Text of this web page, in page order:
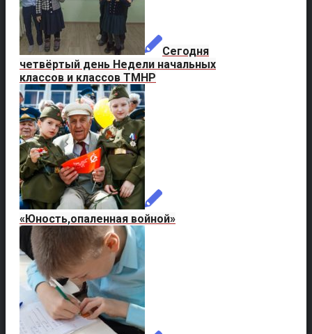
Сегодня
четвёртый день Недели начальных
классов и классов ТМНР
«Юность,опаленная войной»